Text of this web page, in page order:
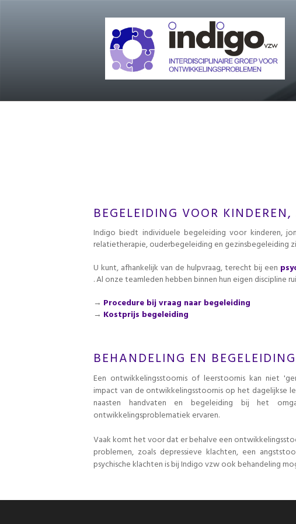
BEGELEIDING VOOR
Indigo biedt individuele begeleiding voor kinderen,
relatietherapie, ouderbegeleiding en gezinsbegeleiding
U kunt, afhankelijk van de hulpvraag, terecht bij een
. Al onze teamleden hebben binnen hun eigen discipline
→ Procedure bij vraag naar begeleiding
→ Kostprijs begeleiding
BEHANDELING EN BEGELEIDING
Een ontwikkelingsstoornis of leerstoornis kan niet
impact van de ontwikkelingsstoornis op het dagelijkse
naasten handvaten en begeleiding bij het
ontwikkelingsproblematiek ervaren.
Vaak komt het voor dat er behalve een
problemen, zoals depressieve klachten, een
psychische klachten is bij Indigo vzw ook behandeling